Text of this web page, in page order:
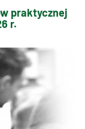
praktycznej
r.